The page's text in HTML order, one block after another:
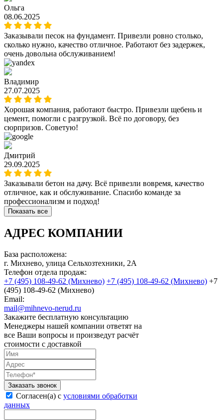
Ольга
08.06.2025
Заказывали песок на фундамент. Привезли ровно столько,
сколько нужно, качество отличное. Работают без задержек,
очень довольна обслуживанием!
Владимир
27.07.2025
Хорошая компания, работают быстро. Привезли щебень и
цемент, помогли с разгрузкой. Всё по договору, без
сюрпризов. Советую!
Дмитрий
29.09.2025
Заказывали бетон на дачу. Всё привезли вовремя, качество
отличное, как и обслуживание. Спасибо команде за
профессионализм и подход!
Показать все
АДРЕС КОМПАНИИ
База расположена:
г. Михнево, улица Сельхозтехники, 2А
Телефон отдела продаж:
Email:
mail@mihnevo-nerud.ru
Закажите бесплатную консультацию
Менеджеры нашей компании ответят на
все Ваши вопросы и произведут расчёт
стоимости с доставкой
Заказать звонок
Согласен(а) с условиями обработки
данных